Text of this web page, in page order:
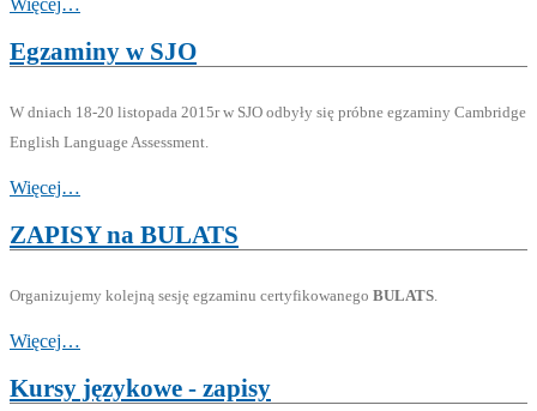
Więcej…
Egzaminy w SJO
W dniach 18-20 listopada 2015r w SJO odbyły się próbne egzaminy Cambridge
English Language Assessment.
Więcej…
ZAPISY na BULATS
Organizujemy kolejną sesję egzaminu certyfikowanego BULATS
Więcej…
Kursy językowe - zapisy